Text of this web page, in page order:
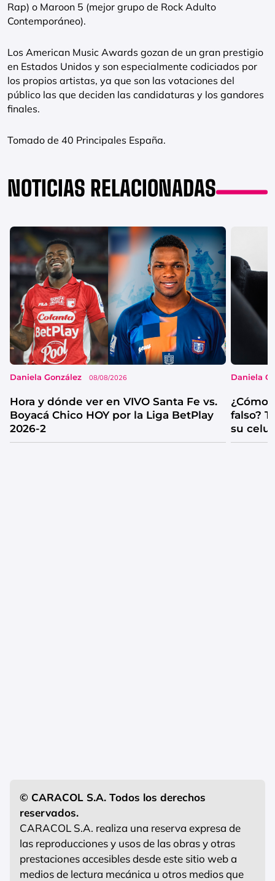
Rap) o Maroon 5 (mejor grupo de Rock Adulto
Contemporáneo).
Los American Music Awards gozan de un gran prestigio
en Estados Unidos y son especialmente codiciados por
los propios artistas, ya que son las votaciones del
público las que deciden las candidaturas y los gandores
finales.
Tomado de 40 Principales España.
NOTICIAS RELACIONADAS
Daniela González 08/08/2026
Hora y dónde ver en VIVO Santa Fe vs.
Boyacá Chico HOY por la Liga BetPlay
2026-2
Daniela
¿Cómo
falso?
su
© CARACOL S.A. Todos los derechos
reservados.
CARACOL S.A. realiza una reserva expresa de
las reproducciones y usos de las obras y otras
prestaciones accesibles desde este sitio web a
medios de lectura mecánica u otros medios que